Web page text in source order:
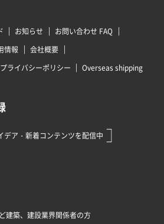
お知らせ
お問い合わせ FAQ
情報
会社概要
プライバシーポリシー Overseas shipping